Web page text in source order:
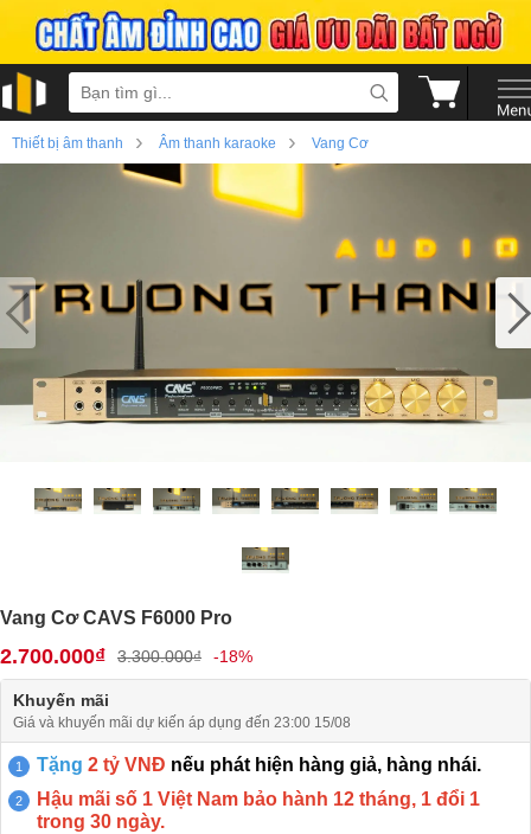
Thiết bị âm thanh › Âm thanh karaoke › Vang Cơ
Vang Cơ CAVS F6000 Pro
2.700.000₫ 3.300.000₫ -18%
Khuyến mãi
Giá và khuyến mãi dự kiến áp dụng đến 23:00 15/08
Tặng 2 tỷ VNĐ nếu phát hiện hàng giả, hàng nhái.
Hậu mãi số 1 Việt Nam bảo hành 12 tháng, 1 đổi 1
trong 30 ngày.